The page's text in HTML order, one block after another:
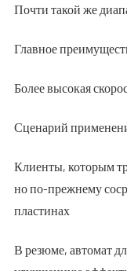
Почти такой же
Главное
Более высокая
Сценарий
Клиенты, которым
но по-прежнему
пластинах
В резюме, автомат